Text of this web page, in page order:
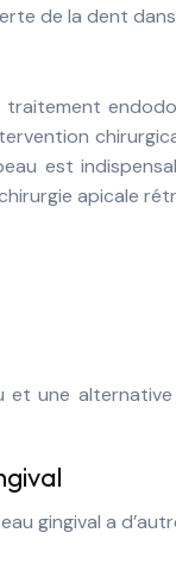
de la dent
est
apicale
une
gingival a